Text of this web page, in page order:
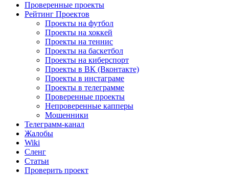
Проверенные проекты
Рейтинг Проектов
Проекты на футбол
Проекты на хоккей
Проекты на теннис
Проекты на баскетбол
Проекты на киберспорт
Проекты в ВК (Вконтакте)
Проекты в инстаграме
Проекты в телеграмме
Проверенные проекты
Непроверенные капперы
Мошенники
Телеграмм-канал
Жалобы
Wiki
Сленг
Статьи
Проверить проект